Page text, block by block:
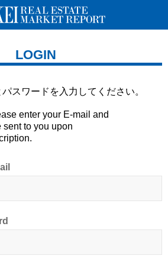
LOGIN
パスワードを 入力してください。
enter your E-mail and
to you upon